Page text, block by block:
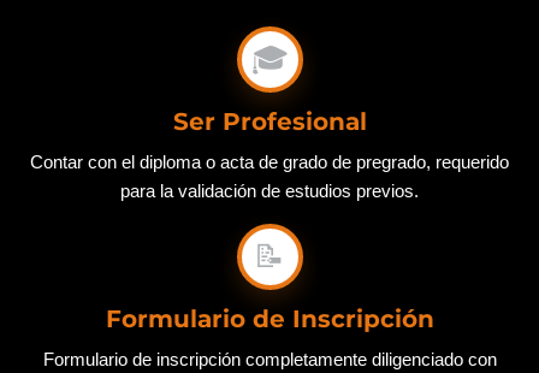
🎓
Ser Profesional
Contar con el diploma o acta de grado de pregrado, requerido
para la validación de estudios previos.
📝
Formulario de Inscripción
Formulario de inscripción completamente diligenciado con